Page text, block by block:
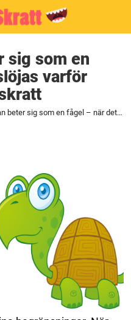
sig som en
varför
Sköldpaddan beter sig som en fågel – när det avslöjas varför bryter jag ihop av skratt